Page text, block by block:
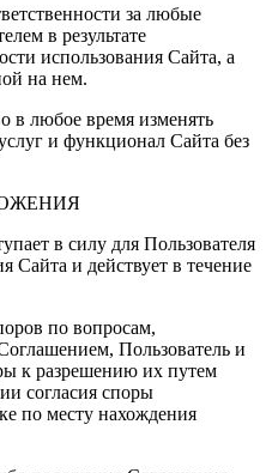
за любые
в результате
использования Сайта, а
на нем.
в любое время изменять
и функционал Сайта без
в силу для Пользователя
Сайта и действует в течение
по вопросам,
Пользователь и
к разрешению их путем
согласия споры
по месту нахождения